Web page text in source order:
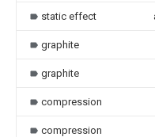
static effect
graphite
graphite
compression
compression